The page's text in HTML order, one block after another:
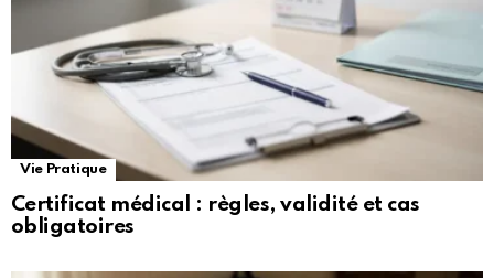
Vie Pratique
Certificat médical : règles, validité et cas
obligatoires